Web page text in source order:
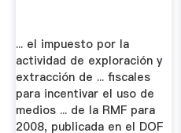
... el impuesto por la
actividad de exploración y
extracción de ... fiscales
para incentivar el uso de
medios ... de la RMF para
2008, publicada en el DOF